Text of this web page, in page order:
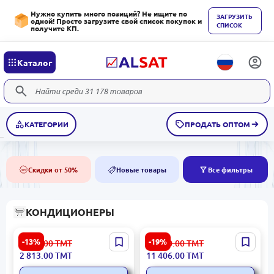
Нужно купить много позиций? Не ищите по
одной! Просто загрузите свой список покупок и
получите КП.
ЗАГРУЗИТЬ
СПИСОК
Каталог
КАТЕГОРИИ ПРОДАТЬ ОПТОМ
50% Скидки от 50% NEW Новые товары Все фильтры
КОНДИЦИОНЕРЫ
-13%
TECHNOLUX TLWAC-07/T |
Оконный кондиционер
7000 BTU
3 248.00ТМТ
2 813.00ТМТ
-19%
Gree 24 AFE Muse | Сплит-
кондиционер 24000 BTU
14 250.00ТМТ
11 406.00ТМТ